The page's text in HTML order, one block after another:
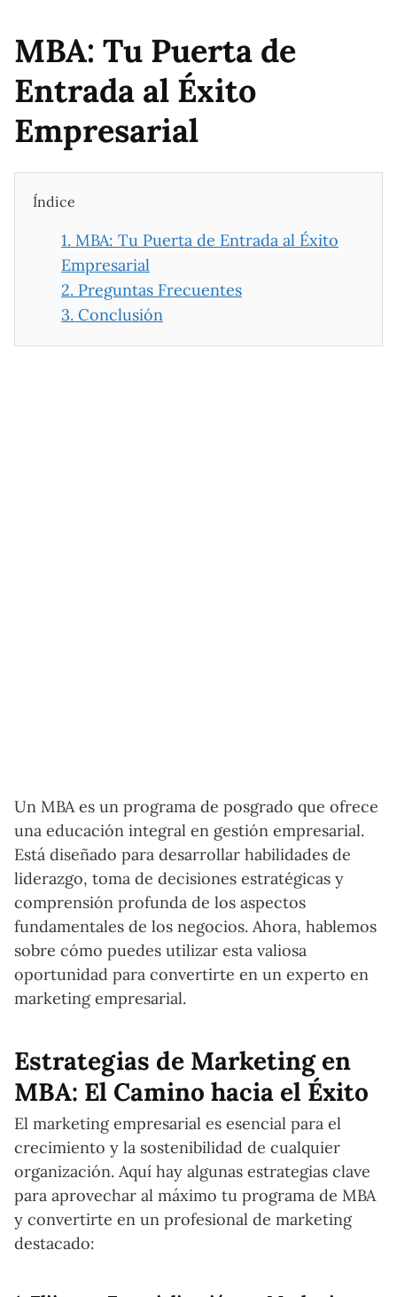
MBA: Tu Puerta de
Entrada al Éxito
Empresarial
Índice
1. MBA: Tu Puerta de Entrada al Éxito
Empresarial
2. Preguntas Frecuentes
3. Conclusión
Un MBA es un programa de posgrado que ofrece
una educación integral en gestión empresarial.
Está diseñado para desarrollar habilidades de
liderazgo, toma de decisiones estratégicas y
comprensión profunda de los aspectos
fundamentales de los negocios. Ahora, hablemos
sobre cómo puedes utilizar esta valiosa
oportunidad para convertirte en un experto en
marketing empresarial.
Estrategias de Marketing en
MBA: El Camino hacia el Éxito
El marketing empresarial es esencial para el
crecimiento y la sostenibilidad de cualquier
organización. Aquí hay algunas estrategias clave
para aprovechar al máximo tu programa de MBA
y convertirte en un profesional de marketing
destacado: